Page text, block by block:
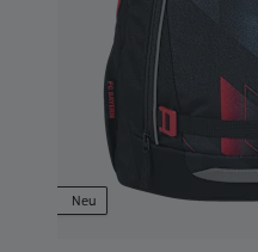
Neu